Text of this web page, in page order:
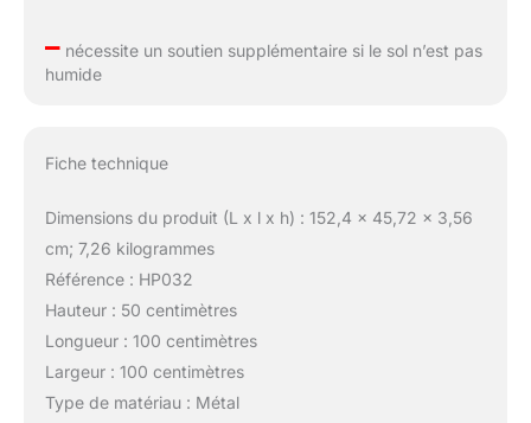
–nécessite un soutien supplémentaire si le sol n’est pas
humide
Fiche technique
Dimensions du produit (L x l x h) : 152,4 x 45,72 x 3,56
cm; 7,26 kilogrammes
Référence : HP032
Hauteur : 50 centimètres
Longueur : 100 centimètres
Largeur : 100 centimètres
Type de matériau : Métal